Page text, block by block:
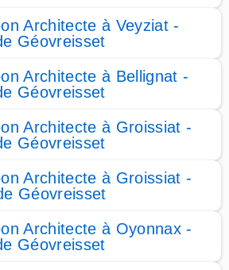
Architecte à Veyziat -
Géovreisset
Architecte à Bellignat -
Géovreisset
Architecte à Groissiat -
Géovreisset
Architecte à Groissiat -
Géovreisset
Architecte à Oyonnax -
Géovreisset